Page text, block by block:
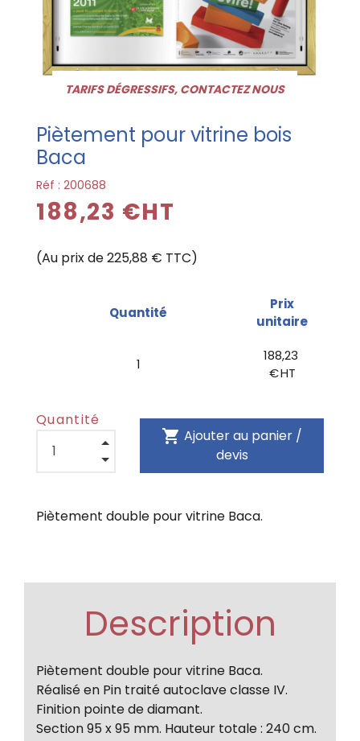
TARIFS DÉGRESSIFS, CONTACTEZ NOUS
Piètement pour vitrine bois
Baca
Réf : 200688
188,23 €HT
(Au prix de 225,88 € TTC)
Quantité
Prix
unitaire
1
188,23
€ HT
Quantité
shopping_cart Ajouter au panier /
devis
Piètement double pour vitrine Baca.
Description
Piètement double pour vitrine Baca.
Réalisé en Pin traité autoclave classe IV.
Finition pointe de diamant.
Section 95 x 95 mm. Hauteur totale : 240 cm.